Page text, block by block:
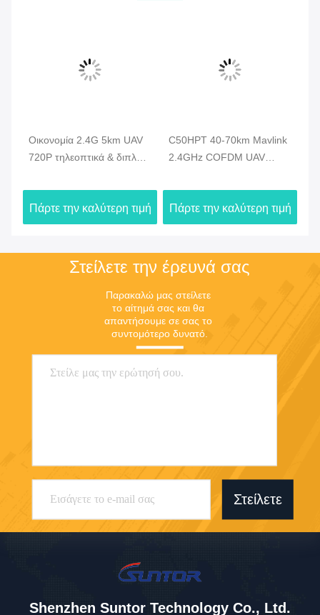
Οικονομία 2.4G 5km UAV
720P τηλεοπτικά & διπλά
αποστολής σημάτων HDMI
κηφήνων τηλεοπτικά -
σύνδεση
Πάρτε την καλύτερη τιμή
C50HPT 40-70km Mavlink
2.4GHz COFDM UAV
μακράς εμβέλειας
UP/Downlink
Πάρτε την καλύτερη τιμή
Στείλετε την έρευνά σας
Παρακαλώ μας στείλετε
το αίτημά σας και θα
απαντήσουμε σε σας το
συντομότερο δυνατό.
Στείλετε
Shenzhen Suntor Technology Co., Ltd.